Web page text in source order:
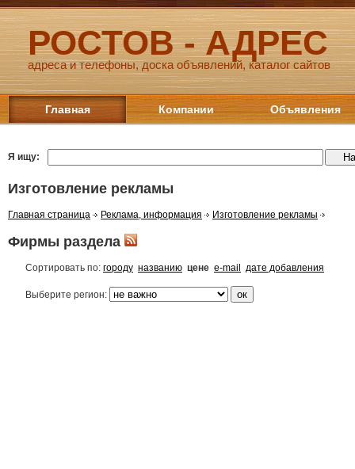
РОСТОВ - АДРЕС
адреса и телефоны, доска объявлений, каталог сайтов
Главная Компании Объявления
Я ищу:
Изготовление рекламы
Главная страница Реклама, информация Изготовление рекламы
Фирмы раздела
Сортировать по: городу названию цене e-mail дате добавления
Выберите регион: